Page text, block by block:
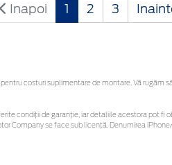
Inapoi 1 2 3
costuri suplimentare de montare. Vă
condiții de garanție, iar detaliile acestora pot
Company se face sub licență. Denumirea